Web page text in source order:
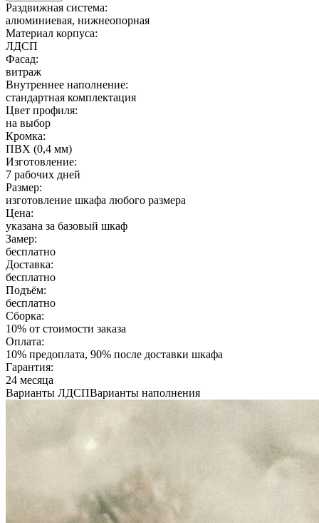
Раздвижная система:
алюминиевая, нижнеопорная
Материал корпуса:
ЛДСП
Фасад:
витраж
Внутреннее наполнение:
стандартная комплектация
Цвет профиля:
на выбор
Кромка:
ПВХ (0,4 мм)
Изготовление:
7 рабочих дней
Размер:
изготовление шкафа любого размера
Цена:
указана за базовый шкаф
Замер:
бесплатно
Доставка:
бесплатно
Подъём:
бесплатно
Сборка:
10% от стоимости заказа
Оплата:
10% предоплата, 90% после доставки шкафа
Гарантия:
24 месяца
Варианты ЛДСПВарианты наполнения